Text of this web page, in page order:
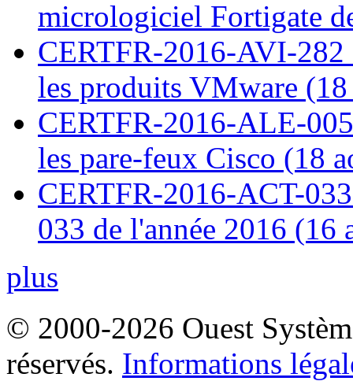
micrologiciel Fortigate
CERTFR-2016-AVI-
les produits VMware
CERTFR-2016-ALE-
les pare-feux Cisco (18
CERTFR-2016-ACT-
033 de l'année 2016 (16
plus
© 2000-2026 Ouest
réservés. Informations